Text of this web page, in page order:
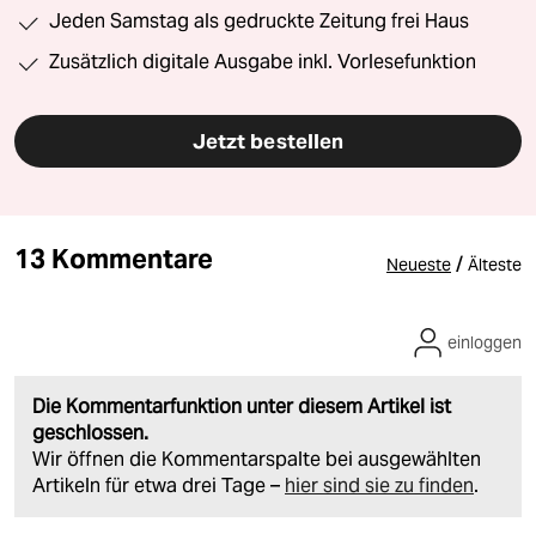
Jeden Samstag als gedruckte Zeitung frei Haus
Zusätzlich digitale Ausgabe inkl. Vorlesefunktion
Jetzt bestellen
13 Kommentare Neueste / Älteste
Die Kommentarfunktion unter diesem Artikel ist
geschlossen.
Wir öffnen die Kommentarspalte bei ausgewählten
Artikeln für etwa drei Tage – hier sind sie zu finden.
einloggen